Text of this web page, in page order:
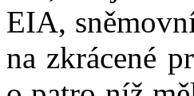
EIA,
na zkrácené